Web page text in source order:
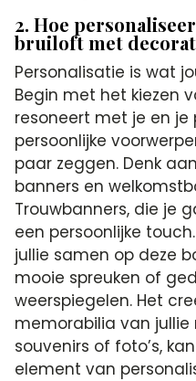
2. Hoe
bruiloft met
Personalisatie is wat
Begin met het kiezen
resoneert met je en
persoonlijke
paar zeggen. Denk
banners en
Trouwbanners, die je
een persoonlijke
jullie samen op deze
mooie spreuken of
weerspiegelen. Het
memorabilia van jullie
souvenirs of foto’s,
element van